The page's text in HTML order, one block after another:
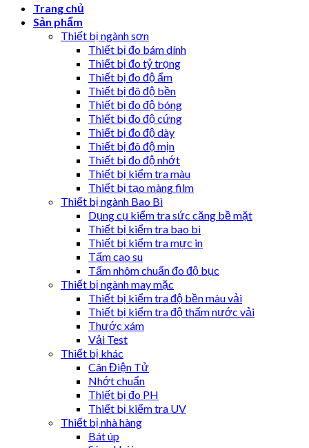
Trang chủ
Sản phẩm
Thiết bị ngành sơn
Thiết bị đo bám dính
Thiết bị đo tỷ trọng
Thiết bị đo độ ẩm
Thiết bị đô độ bền
Thiết bị đo độ bóng
Thiết bị đo độ cứng
Thiết bị đo độ dày
Thiết bị đô độ mịn
Thiết bị đo độ nhớt
Thiết bị kiểm tra màu
Thiết bị tạo màng film
Thiết bị ngành Bao Bì
Dụng cụ kiểm tra sức căng bề mặt
Thiết bị kiểm tra bao bì
Thiết bị kiểm tra mực in
Tấm cao su
Tấm nhôm chuẩn đo độ bục
Thiết bị ngành may mặc
Thiết bị kiểm tra độ bền màu vải
Thiết bị kiểm tra độ thấm nước vải
Thước xám
Vải Test
Thiết bị khác
Cân Điện Tử
Nhớt chuẩn
Thiết bị đo PH
Thiết bị kiểm tra UV
Thiết bị nhà hàng
Bát úp